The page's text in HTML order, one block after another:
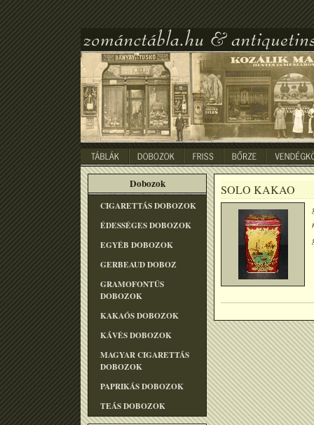
Dobozok
CIGARETTÁS DOBOZOK
ÉDESSÉGES DOBOZOK
EGYÉB DOBOZOK
GERBEAUD DOBOZ
GRAMOFONTÛS
DOBOZOK
KAKAÓS DOBOZOK
KÁVÉS DOBOZOK
MAGYAR CIGARETTÁS
DOBOZOK
PAPRIKÁS DOBOZOK
TEÁS DOBOZOK
SOLO KAKAO